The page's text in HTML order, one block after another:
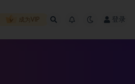
成为VIP 登录